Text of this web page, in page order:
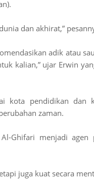
dan akhirat,”
adik atau
kalian,” ujar Erwin
kota pendidikan dan
zaman.
Ghifari menjadi agen
juga kuat secara